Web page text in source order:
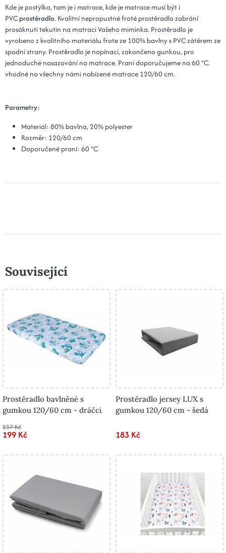
Kde jepostýlka, tam je imatrace, kde jematrace musí být i
PVCprostěradlo. Kvalitní nepropustné froté prostěradlo zabrání
prosáknutí tekutin na matraci Vašeho miminka. Prostěradlo je
vyrobeno z kvalitního materiálu frote ze 100% bavlny s PVC zátěrem ze
spodní strany. Prostěradlo je napínací, zakončeno gunkou, pro
jednoduché nasazování na matrace. Praní doporučujeme na 60 °C.
vhodné na všechny námi nabízené matrace 120/60 cm.
Parametry:
Materiál: 80% bavlna, 20% polyester
Rozměr: 120/60 cm
Doporučené praní: 60 °C
Související
Prostěradlo bavlněné s
gumkou 120/60 cm - dráčci
237 Kč
199 Kč
Prostěradlo jersey LUX s
gumkou 120/60 cm - šedá
183 Kč